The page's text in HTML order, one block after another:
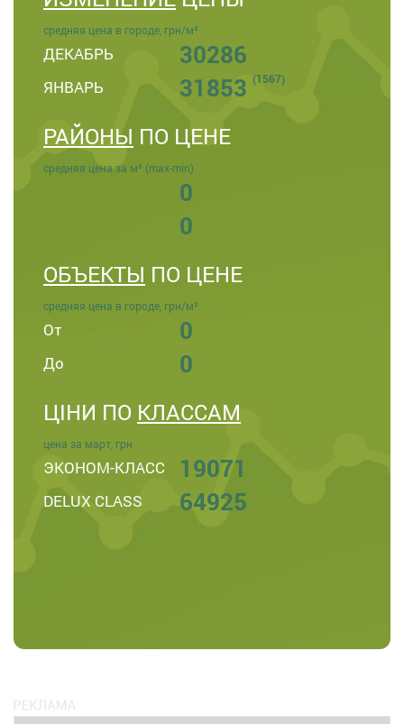
средняя цена в городе, грн/м²
ДЕКАБРЬ 30286
ЯНВАРЬ 31853 (1567)
РАЙОНЫ ПО ЦЕНЕ
средняя цена за м² (max-min)
0
0
ОБЪЕКТЫ ПО ЦЕНЕ
средняя цена в городе, грн/м²
От 0
До 0
ЦІНИ ПО КЛАССАМ
цена за март, грн
ЭКОНОМ-КЛАСС 19071
DELUX CLASS 64925